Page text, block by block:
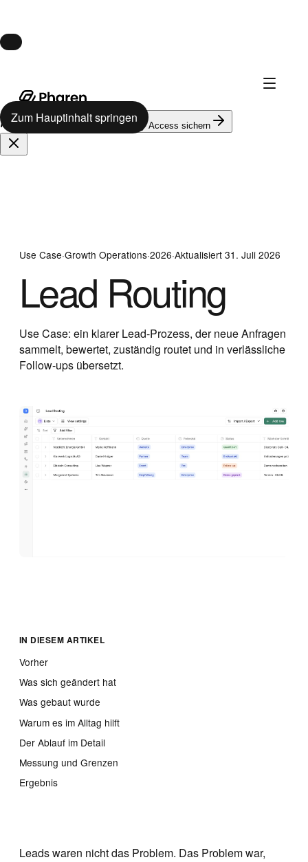
Launch · 10. August Pharen Hub startet am 10. August.
624 auf der Warteliste Early Access sichern
Zum Hauptinhalt springen
Use Case·Growth Operations·2026·Aktualisiert 31. Juli 2026
Lead Routing
Use Case: ein klarer Lead-Prozess, der neue Anfragen
sammelt, bewertet, zuständig routet und in verlässliche
Follow-ups übersetzt.
IN DIESEM ARTIKEL
Vorher
Was sich geändert hat
Was gebaut wurde
Warum es im Alltag hilft
Der Ablauf im Detail
Messung und Grenzen
Ergebnis
Leads waren nicht das Problem. Das Problem war,